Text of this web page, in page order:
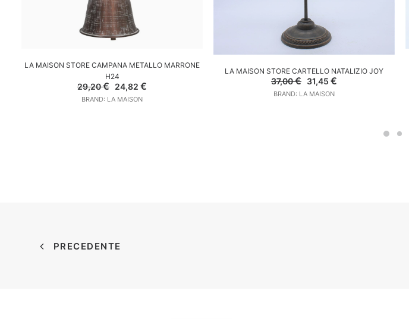
AGGIUNGI AL CARRELLO
LA MAISON STORE CAMPANA METALLO MARRONE
H24
29,20€ Il
prezzo
originale
24,82€
BRAND: LA MAISON
AGGIUNGI AL CARRELLO
LA MAISON STORE CARTELLO NATALIZIO JOY
37,00€ Il
prezzo
originale
31,45€
BRAND: LA MAISON
PRECEDENTE